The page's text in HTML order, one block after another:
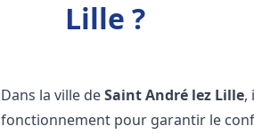
Lille ?
Dans la ville deSaint André lez Lille,
fonctionnement pour garantir le